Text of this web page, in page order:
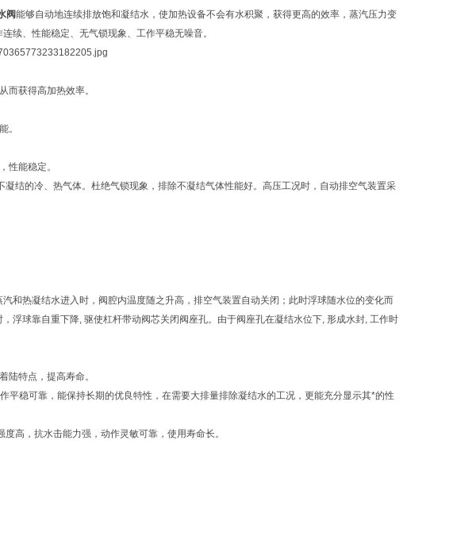
阀能够自动地连续排放饱和凝结水，使加热设备不会有水积聚，获得更高的效率，蒸汽压力变
续、性能稳定、无气锁现象、工作平稳无噪音。
而获得高加热效率。
。
性能稳定。
结的冷、热气体。杜绝气锁现象，排除不凝结气体性能好。高压工况时，自动排空气装置采
和热凝结水进入时，阀腔内温度随之升高，排空气装置自动关闭；此时浮球随水位的变化而
浮球靠自重下降, 驱使杠杆带动阀芯关闭阀座孔。由于阀座孔在凝结水位下, 形成水封, 工作时
陆特点，提高寿命。
稳可靠，能保持长期的优良特性，在需要大排量排除凝结水的工况，更能充分显示其*的性
高，抗水击能力强，动作灵敏可靠，使用寿命长。